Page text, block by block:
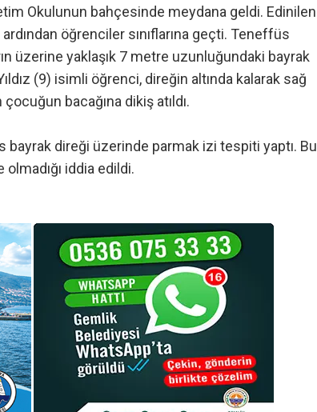
Okulunun bahçesinde meydana geldi. Edinilen
öğrenciler sınıflarına geçti. Teneffüs
üzerine yaklaşık 7 metre uzunluğundaki bayrak
(9) isimli öğrenci, direğin altında kalarak sağ
bacağına dikiş atıldı.
bayrak direği üzerinde parmak izi tespiti yaptı. Bu
iddia edildi.